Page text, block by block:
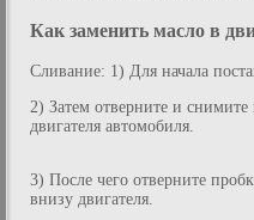
Как заменить масло в
Сливание: 1) Для начала
2) Затем отверните и
двигателя автомобиля.
3) После чего отверните
внизу двигателя.